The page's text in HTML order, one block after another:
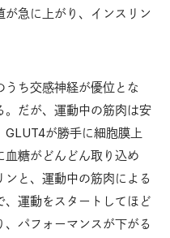
急に上がり、インスリン
ち交感神経が優位とな
。だが、運動中の筋肉は安
が勝手に細胞膜上
糖がどんどん取り込め
と、運動中の筋肉による
、運動をスタートしてほど
パフォーマンスが下がる